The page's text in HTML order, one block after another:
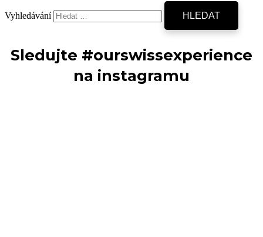
Vyhledávání
Sledujte #ourswissexperience
na instagramu